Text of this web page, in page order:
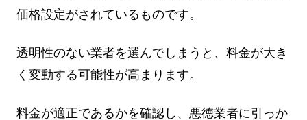
価格設定がされているものです。
透明性のない業者を選んでしまうと、料金が大き
く変動する可能性が高まります。
料金が適正であるかを確認し、悪徳業者に引っか